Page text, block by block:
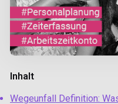
Inhalt
Wegeunfall Definition: